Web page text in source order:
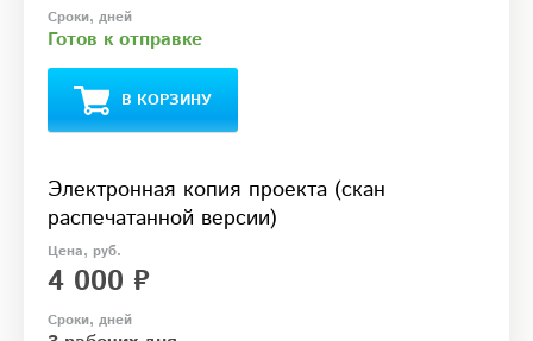
Готов к отправке
В КОРЗИНУ
Электронная копия проекта (скан
распечатанной версии)
4 000 ₽